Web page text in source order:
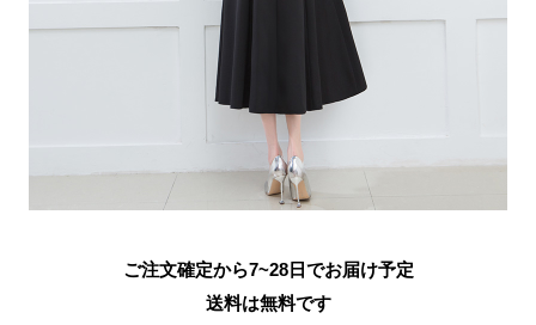
ご注文確定から7~28日でお届け予定
送料は無料です